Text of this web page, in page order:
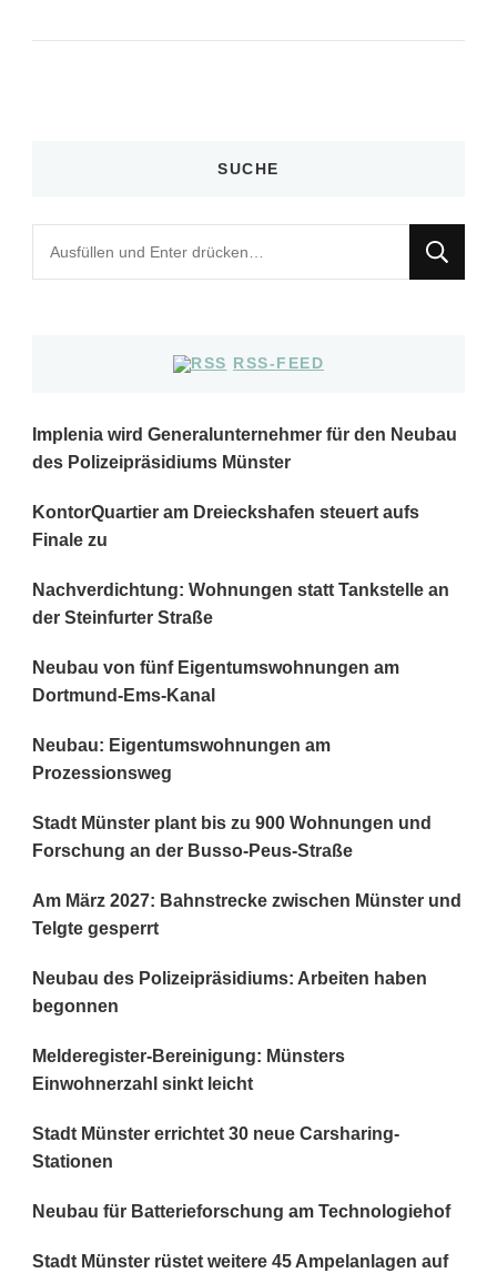
SUCHE
du
RSS-FEED
Implenia wird Generalunternehmer für den Neubau
des Polizeipräsidiums Münster
KontorQuartier am Dreieckshafen steuert aufs
Finale zu
Nachverdichtung: Wohnungen statt Tankstelle an
der Steinfurter Straße
Neubau von fünf Eigentumswohnungen am
Dortmund-Ems-Kanal
Neubau: Eigentumswohnungen am
Prozessionsweg
Stadt Münster plant bis zu 900 Wohnungen und
Forschung an der Busso-Peus-Straße
Am März 2027: Bahnstrecke zwischen Münster und
Telgte gesperrt
Neubau des Polizeipräsidiums: Arbeiten haben
begonnen
Melderegister-Bereinigung: Münsters
Einwohnerzahl sinkt leicht
Stadt Münster errichtet 30 neue Carsharing-
Stationen
Neubau für Batterieforschung am Technologiehof
Stadt Münster rüstet weitere 45 Ampelanlagen auf